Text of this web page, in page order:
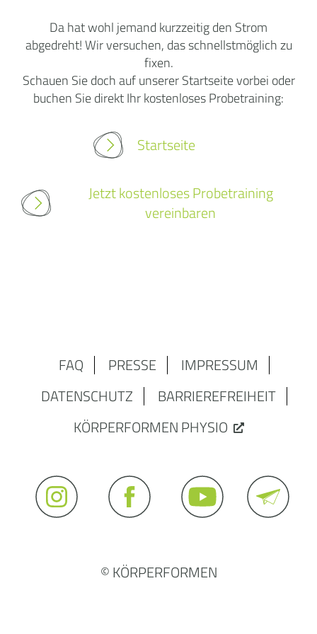
Da hat wohl jemand kurzzeitig den Strom
abgedreht! Wir versuchen, das schnellstmöglich zu
fixen.
Schauen Sie doch auf unserer Startseite vorbei oder
buchen Sie direkt Ihr kostenloses Probetraining:
Startseite
Jetzt kostenloses Probetraining
vereinbaren
FAQ PRESSE
IMPRESSUM
DATENSCHUTZ
BARRIEREFREIHEIT
KÖRPERFORMEN PHYSIO
© KÖRPERFORMEN